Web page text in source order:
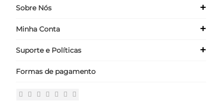
Sobre Nós +
Quem Somos
Minha Conta +
Meus Dados
Suporte e Políticas +
Políticas
Fale Conosco
Formas de pagamento